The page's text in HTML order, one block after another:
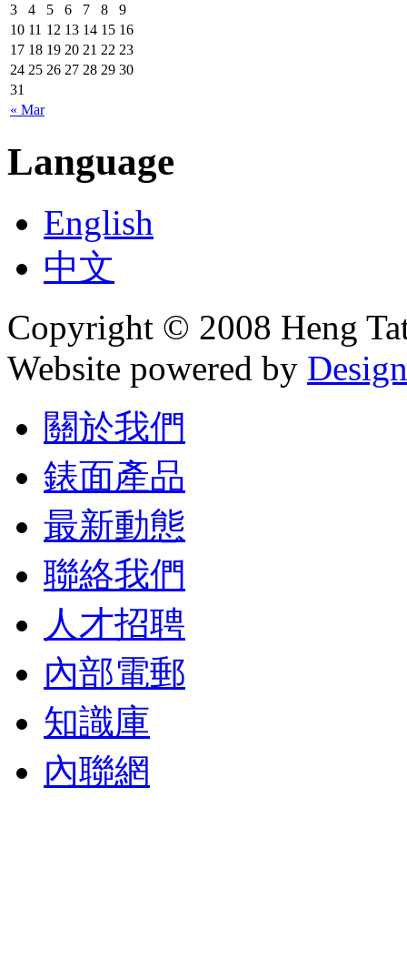
« Mar
3
4 5 6 7 8
9
10 11 12 13 14 15 16
17 18 19 20 21 22 23
24 25 26 27 28 29 30
31
Language
English
中文
Copyright © 2008 Heng
Website powered by
關於我們
錶面產品
最新動態
聯絡我們
人才招聘
內部電郵
知識庫
內聯網